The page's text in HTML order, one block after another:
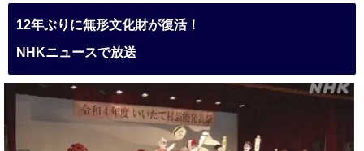
12年ぶりに無形文化財が復活！
NHKニュースで放送